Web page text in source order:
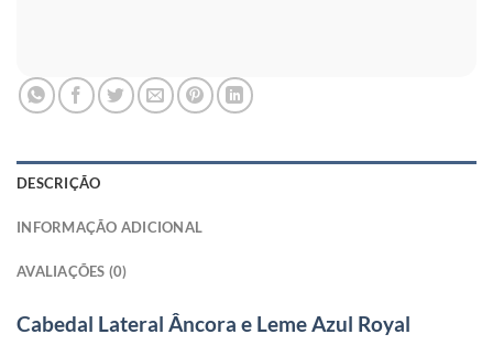
DESCRIÇÃO
INFORMAÇÃO ADICIONAL
AVALIAÇÕES (0)
Cabedal Lateral Âncora e Leme Azul Royal